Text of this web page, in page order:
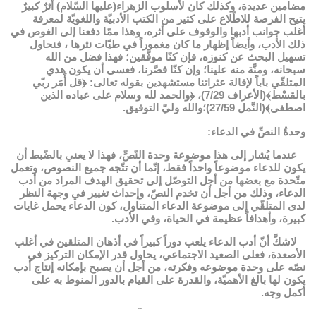
مضامين عديدة، وكذلك كان لأسلوب الزهراء(عليها السّلام) أثرٌ كبيرٌ
يتيح الفرصة للاطّلاع على كثير من الكتب الأدبيّة واللغويّة لمعرفة
أغلب جوانب أدبها والوقوف على أثره، وهذا ممّا دفعنا إلى الغوص في
ذلك الأدب، وأيضاً إظهار ما كان مغموراً في طيّات نثرها ، فنحاول
تسهیل البحث عن كنوزه، فإن كنّا موفّقين؛ فهذا فضل من الله
سبحانه، ومنَّة منه علينا؛ وإن كنّا قصَّرنا، فعسى أن يكون هدي
المتلقّي باباً لإقالة عثراتنا مستشهدين بقوله تعالى: ﴿قل أَمَر ربّي
بالقسْط﴾(الأعراف 7/29)، ﴿والحمد لله وسلام على عباده الذين
اصطفى﴾(النَّمل 27/59)؛والله وليّ التوفيق.
وحدةُ النصِّ في الدعاء:
عندما يُشار إلى هذا موضوعة وحدة النّصِّ، فهذا لا يعني بالضّبط أن
يكون للدعاء موضوعاً واحداً فقط، إنّما أن تتّجه جميع النصوص، وتعمل
متّحدة مع بعضها من أجل التوصّل إلى تحقيق الهدف المراد من أدب
الدعاء، وذلك من أجل أن تخدم النصّ، وإحداث تغيير في وجهة النظر
لدى المتلقّي إلى موضوعة الدعاء المتناول، كون الدعاء يحمل غايات
كبيرة، وأهدافاً عظيمة في الحياة، وفي الأدب.
لاشكَّ أنّ أدب الدعاء يلعب دوراً كبيراً في أذهان المتلقين في أغلب
الأصعدة، فعلى الصعيد الاجتماعي، يحاول قدر الإمكان التركيز في
نصّه على وحدة موضوعه وفكرته، من أجل أن يصبح بإمكانه إنتاج أدب
يكون لها بالغ الأهميّة، والقدرة على القيام بالدور المنوط به على
أكمل وجه.